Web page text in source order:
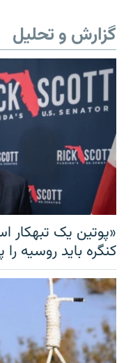
گزارش و تحلیل
«پوتین یک تبهکار
کنگره باید روسیه